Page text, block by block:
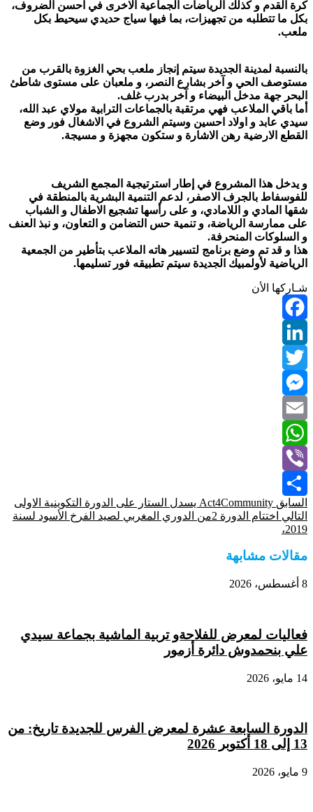
كرة القدم و كذلك الرياضات الجماعية الاخرى في احسن الضروف،
بكل ما تتطلبه من تجهيزات، بما فيها سياج حديدي سيحيط بكل
ملعب.
بالنسبة لمدينة الجديدة سيتم إنجاز ملعب بحي الغزوة بالقرب من
مستوصف الحي و آخر بشارع النصر، و ملعبان على مستوى شاطئ
البحر جهة مدخل البيضاء و آخر بدرب غلف.
أما باقي الملاعب فهي مرتقبة بالجماعات الترابية مولاي عبد الله،
سيدي عابد و اولاد احسين وسيتم الشروع في الاشغال فور وضع
القطع الارضية رهن الاشارة و ستكون مجهزة و مسيجة.
و يدخل هذا المشروع في إطار استرتيجية المجمع الشريف
للفوسفاط بالجرف الاصفر، لدعم التنمية البشرية بالمنطقة في
شقها المادي و اللامادي، و على رأسها تشجيع الاطفال و الشباب
على ممارسة الرياضة، و تنمية حس التضامن و التعاون، و نبذ العنف
و السلوكات المنحرفة.
هذا و قد تم وضع برنامج لتسيير هاته الملاعب بتأطير من الجمعية
الرياضية لأولمبيك الجديدة سيتم تطبيقه فور تسليمها.
شـاركها الأن
Facebook
LinkedIn
Twitter
Messenger
Email
WhatsApp
Viber
Share
السابق
التالي
اختتام الدورة 2من الدوري المغربي لصيد الفرخ الأسود لسنة
2019،
مقالات مشابهة
8 أغسطس، 2026
فعاليات لمعرض للفلاحةو تربية الماشية بجماعة سيدي
علي بنحمدوش دائرة أزمور
14 مايو، 2026
الدورة السابعة عشرة لمعرض الفرس للجديدة تاريخ: من
13 إلى 18 أكتوبر 2026
9 مايو، 2026